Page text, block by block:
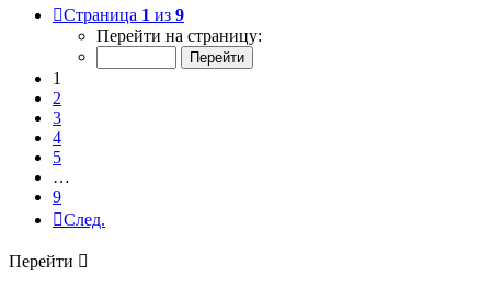
Страница 1 из 9
Перейти на страницу:
1
2
3
4
5
…
9
След.
Перейти